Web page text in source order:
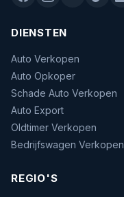
DIENSTEN
Auto Verkopen
Auto Opkoper
Schade Auto Verkopen
Auto Export
Oldtimer Verkopen
Bedrijfswagen Verkopen
REGIO'S